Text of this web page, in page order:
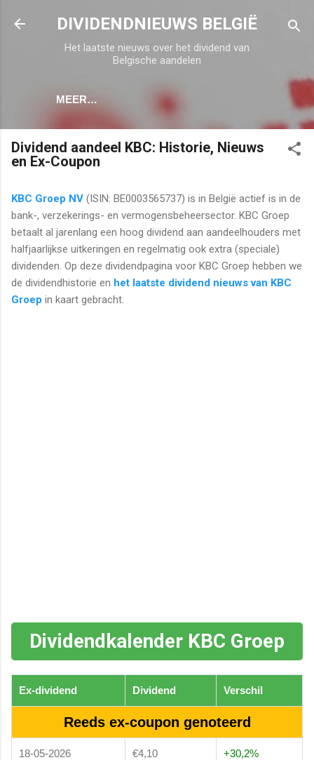
Doorgaan naar hoofdcontent
DIVIDENDNIEUWS BELGIË
Het laatste nieuws over het dividend van
Belgische aandelen
MEER…
Dividend aandeel KBC: Historie, Nieuws
en Ex-Coupon
KBC Groep NV (ISIN: BE0003565737) is in België actief is in de
bank-, verzekerings- en vermogensbeheersector. KBC Groep
betaalt al jarenlang een hoog dividend aan aandeelhouders met
halfjaarlijkse uitkeringen en regelmatig ook extra (speciale)
dividenden. Op deze dividendpagina voor KBC Groep hebben we
de dividendhistorie en het laatste dividend nieuws van KBC
Groep in kaart gebracht.
Dividendkalender KBC Groep
Ex-dividend Dividend Verschil
Reeds ex-coupon genoteerd
18-05-2026 €4,10 +30,2%